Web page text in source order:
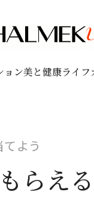
ョン美と健康ライフ
よう
らえ